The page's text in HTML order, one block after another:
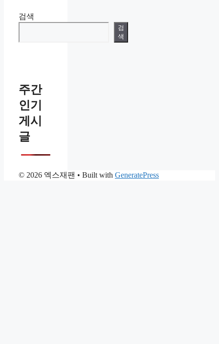
검색
검
색
주간
인기
게시
글
© 2026 엑스재팬 • Built with GeneratePress